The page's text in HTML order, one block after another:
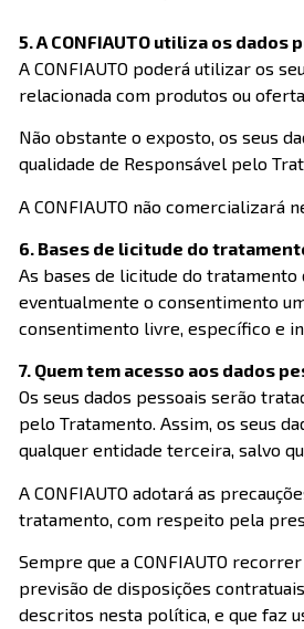
5. A CONFIAUTO utiliza os
A CONFIAUTO poderá utilizar os
relacionada com produtos ou
Não obstante o exposto, os seus
qualidade de Responsável pelo
A CONFIAUTO não comercializará
6. Bases de licitude do
As bases de licitude do tratamento
eventualmente o consentimento
consentimento livre, específico e
7. Quem tem acesso aos dados
Os seus dados pessoais serão
pelo Tratamento. Assim, os seus
qualquer entidade terceira, salvo
A CONFIAUTO adotará as
tratamento, com respeito pela
Sempre que a CONFIAUTO
previsão de disposições
descritos nesta política, e que faz